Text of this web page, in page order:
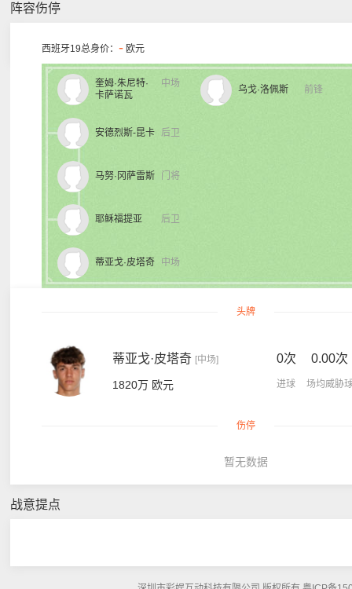
阵容伤停
西班牙19总身价： - 欧元
中场
奎姆·朱尼特·
卡萨诺瓦
后卫
安德烈斯-昆卡
门将
马努·冈萨雷斯
后卫
耶稣福提亚
中场
蒂亚戈·皮塔奇
前锋
乌戈·洛佩斯
头牌
蒂亚戈·皮塔奇 [中场]
1820万 欧元
0次
进球
0.00次
场均威胁
伤停
暂无数据
战意提点